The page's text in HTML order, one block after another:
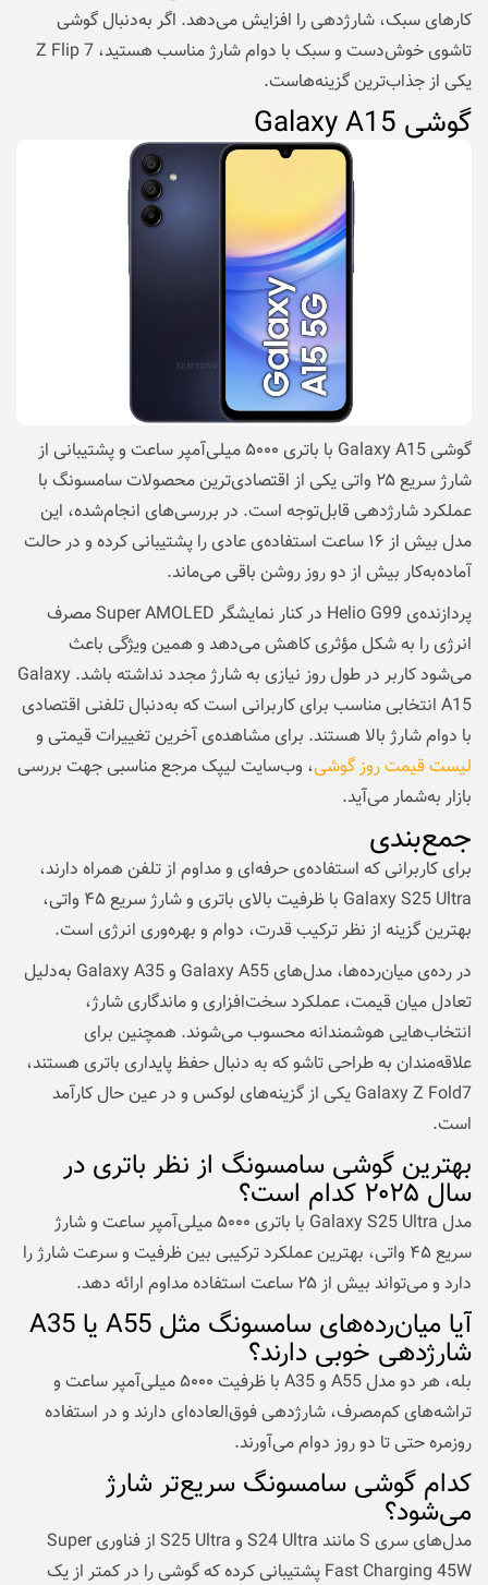
کارهای سبک، شارژدهی را افزایش می‌دهد. اگر به‌دنبال گوشی
تاشوی خوش‌دست و سبک با دوام شارژ مناسب هستید، Z Flip 7
یکی از جذاب‌ترین گزینه‌هاست.
گوشی Galaxy A15
گوشی Galaxy A15 با باتری ۵۰۰۰ میلی‌آمپر ساعت و پشتیبانی از
شارژ سریع ۲۵ واتی یکی از اقتصادی‌ترین محصولات سامسونگ با
عملکرد شارژدهی قابل‌توجه است. در بررسی‌های انجام‌شده، این
مدل بیش از ۱۶ ساعت استفاده‌ی عادی را پشتیبانی کرده و در حالت
آماده‌به‌کار بیش از دو روز روشن باقی می‌ماند.
پردازنده‌ی Helio G99 در کنار نمایشگر Super AMOLED مصرف
انرژی را به شکل مؤثری کاهش می‌دهد و همین ویژگی باعث
می‌شود کاربر در طول روز نیازی به شارژ مجدد نداشته باشد. Galaxy
A15 انتخابی مناسب برای کاربرانی است که به‌دنبال تلفنی اقتصادی
با دوام شارژ بالا هستند. برای مشاهده‌ی آخرین تغییرات قیمتی و
لیست قیمت روز گوشی، وب‌سایت لیپک مرجع مناسبی جهت بررسی
بازار به‌شمار می‌آید.
جمع‌بندی
برای کاربرانی که استفاده‌ی حرفه‌ای و مداوم از تلفن همراه دارند،
Galaxy S25 Ultra با ظرفیت بالای باتری و شارژ سریع ۴۵ واتی،
بهترین گزینه از نظر ترکیب قدرت، دوام و بهره‌وری انرژی است.
در رده‌ی میان‌رده‌ها، مدل‌های Galaxy A55 و Galaxy A35 به‌دلیل
تعادل میان قیمت، عملکرد سخت‌افزاری و ماندگاری شارژ،
انتخاب‌هایی هوشمندانه محسوب می‌شوند. همچنین برای
علاقه‌مندان به طراحی تاشو که به دنبال حفظ پایداری باتری هستند،
Galaxy Z Fold7 یکی از گزینه‌های لوکس و در عین حال کارآمد
است.
بهترین گوشی سامسونگ از نظر باتری در
سال ۲۰۲۵ کدام است؟
مدل Galaxy S25 Ultra با باتری ۵۰۰۰ میلی‌آمپر ساعت و شارژ
سریع ۴۵ واتی، بهترین عملکرد ترکیبی بین ظرفیت و سرعت شارژ را
دارد و می‌تواند بیش از ۲۵ ساعت استفاده مداوم ارائه دهد.
آیا میان‌رده‌های سامسونگ مثل A55 یا A35
شارژدهی خوبی دارند؟
بله، هر دو مدل A55 و A35 با ظرفیت ۵۰۰۰ میلی‌آمپر ساعت و
تراشه‌های کم‌مصرف، شارژدهی فوق‌العاده‌ای دارند و در استفاده
روزمره حتی تا دو روز دوام می‌آورند.
کدام گوشی سامسونگ سریع‌تر شارژ
می‌شود؟
مدل‌های سری S مانند S24 Ultra و S25 Ultra از فناوری Super
Fast Charging 45W پشتیبانی کرده که گوشی را در کمتر از یک